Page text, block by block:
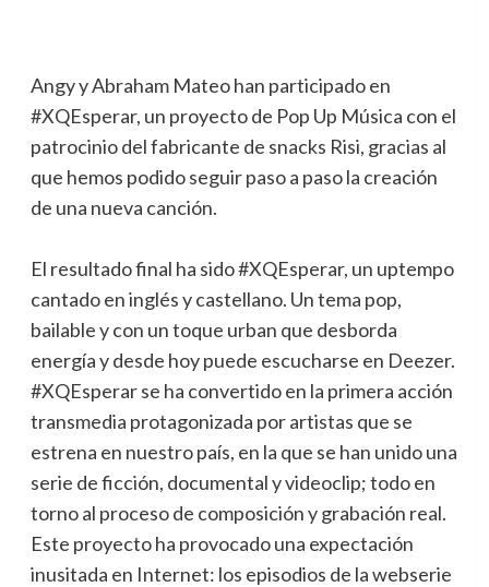
Angy y Abraham Mateo han participado en
#XQEsperar, un proyecto de Pop Up Música con el
patrocinio del fabricante de snacks Risi, gracias al
que hemos podido seguir paso a paso la creación
de una nueva canción.
El resultado final ha sido #XQEsperar, un uptempo
cantado en inglés y castellano. Un tema pop,
bailable y con un toque urban que desborda
energía y desde hoy puede escucharse en Deezer.
#XQEsperar se ha convertido en la primera acción
transmedia protagonizada por artistas que se
estrena en nuestro país, en la que se han unido una
serie de ficción, documental y videoclip; todo en
torno al proceso de composición y grabación real.
Este proyecto ha provocado una expectación
inusitada en Internet: los episodios de la webserie